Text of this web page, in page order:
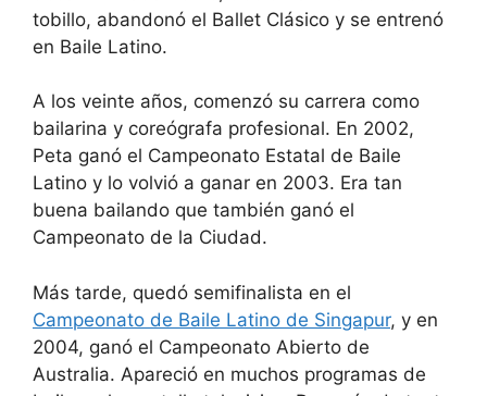
tobillo, abandonó el Ballet Clásico y se entrenó
en Baile Latino.
A los veinte años, comenzó su carrera como
bailarina y coreógrafa profesional. En 2002,
Peta ganó el Campeonato Estatal de Baile
Latino y lo volvió a ganar en 2003. Era tan
buena bailando que también ganó el
Campeonato de la Ciudad.
Más tarde, quedó semifinalista en el
Campeonato de Baile Latino de Singapur, y en
2004, ganó el Campeonato Abierto de
Australia. Apareció en muchos programas de